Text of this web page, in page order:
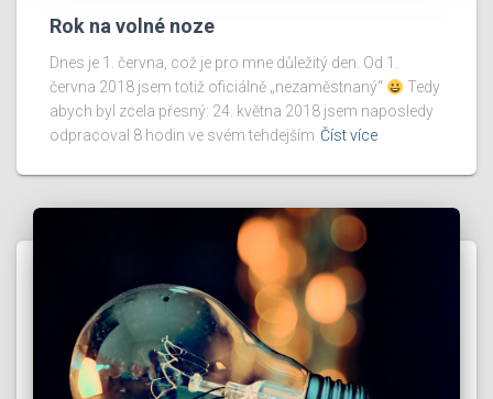
Rok na volné noze
Dnes je 1. června, což je pro mne důležitý den. Od 1.
června 2018 jsem totiž oficiálně „nezaměstnaný“
Tedy
abych byl zcela přesný: 24. května 2018 jsem naposledy
odpracoval 8 hodin ve svém tehdejším Číst více